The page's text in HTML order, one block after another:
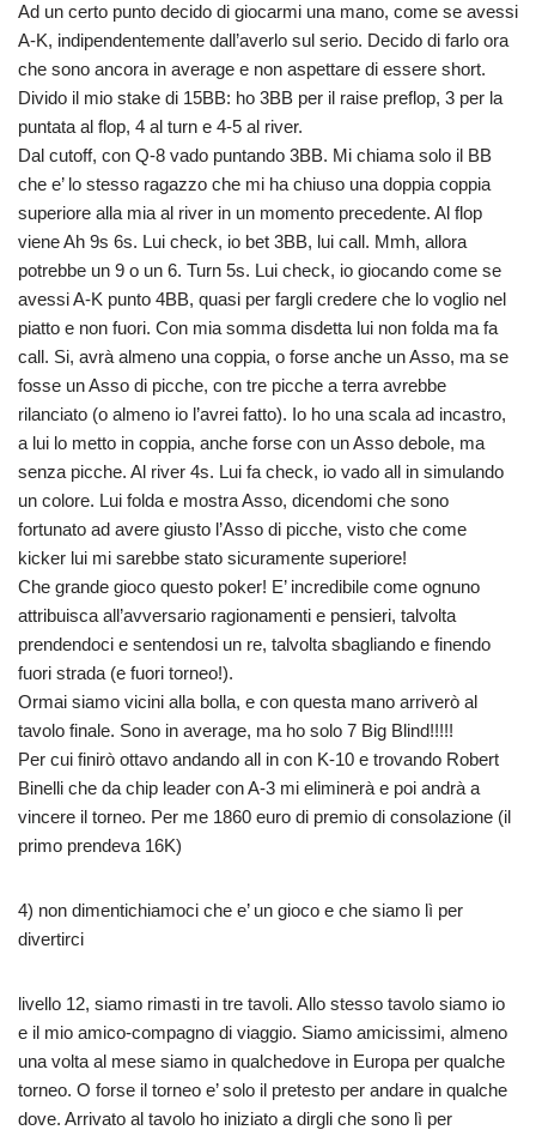
Ad un certo punto decido di giocarmi una mano, come se avessi
A-K, indipendentemente dall’averlo sul serio. Decido di farlo ora
che sono ancora in average e non aspettare di essere short.
Divido il mio stake di 15BB: ho 3BB per il raise preflop, 3 per la
puntata al flop, 4 al turn e 4-5 al river.
Dal cutoff, con Q-8 vado puntando 3BB. Mi chiama solo il BB
che e’ lo stesso ragazzo che mi ha chiuso una doppia coppia
superiore alla mia al river in un momento precedente. Al flop
viene Ah 9s 6s. Lui check, io bet 3BB, lui call. Mmh, allora
potrebbe un 9 o un 6. Turn 5s. Lui check, io giocando come se
avessi A-K punto 4BB, quasi per fargli credere che lo voglio nel
piatto e non fuori. Con mia somma disdetta lui non folda ma fa
call. Si, avrà almeno una coppia, o forse anche un Asso, ma se
fosse un Asso di picche, con tre picche a terra avrebbe
rilanciato (o almeno io l’avrei fatto). Io ho una scala ad incastro,
a lui lo metto in coppia, anche forse con un Asso debole, ma
senza picche. Al river 4s. Lui fa check, io vado all in simulando
un colore. Lui folda e mostra Asso, dicendomi che sono
fortunato ad avere giusto l’Asso di picche, visto che come
kicker lui mi sarebbe stato sicuramente superiore!
Che grande gioco questo poker! E’ incredibile come ognuno
attribuisca all’avversario ragionamenti e pensieri, talvolta
prendendoci e sentendosi un re, talvolta sbagliando e finendo
fuori strada (e fuori torneo!).
Ormai siamo vicini alla bolla, e con questa mano arriverò al
tavolo finale. Sono in average, ma ho solo 7 Big Blind!!!!!
Per cui finirò ottavo andando all in con K-10 e trovando Robert
Binelli che da chip leader con A-3 mi eliminerà e poi andrà a
vincere il torneo. Per me 1860 euro di premio di consolazione (il
primo prendeva 16K)
4) non dimentichiamoci che e’ un gioco e che siamo lì per
divertirci
livello 12, siamo rimasti in tre tavoli. Allo stesso tavolo siamo io
e il mio amico-compagno di viaggio. Siamo amicissimi, almeno
una volta al mese siamo in qualchedove in Europa per qualche
torneo. O forse il torneo e’ solo il pretesto per andare in qualche
dove. Arrivato al tavolo ho iniziato a dirgli che sono lì per